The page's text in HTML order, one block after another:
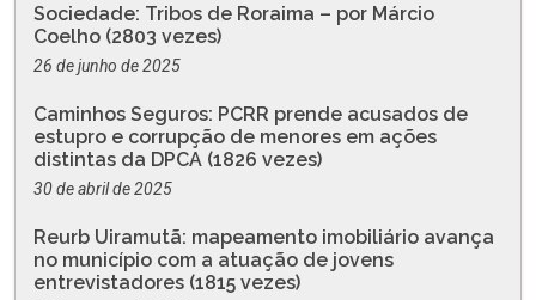
Sociedade: Tribos de Roraima – por Márcio
Coelho (2803 vezes)
26 de junho de 2025
Caminhos Seguros: PCRR prende acusados de
estupro e corrupção de menores em ações
distintas da DPCA (1826 vezes)
30 de abril de 2025
Reurb Uiramutã: mapeamento imobiliário avança
no município com a atuação de jovens
entrevistadores (1815 vezes)